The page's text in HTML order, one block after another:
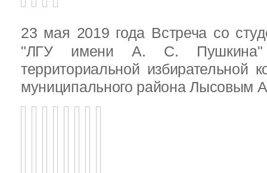
23 мая 2019 года Встреча со
"ЛГУ имени А. С. Пушкина"
территориальной избирательной
муниципального района Лысовым